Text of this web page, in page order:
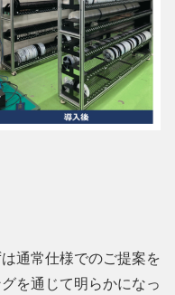
通常仕様でのご提案を
を通じて明らかになっ